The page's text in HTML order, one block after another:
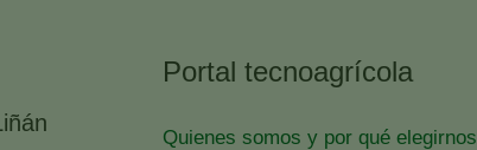
Portal tecnoagrícola
Quienes somos y por qué elegirnos